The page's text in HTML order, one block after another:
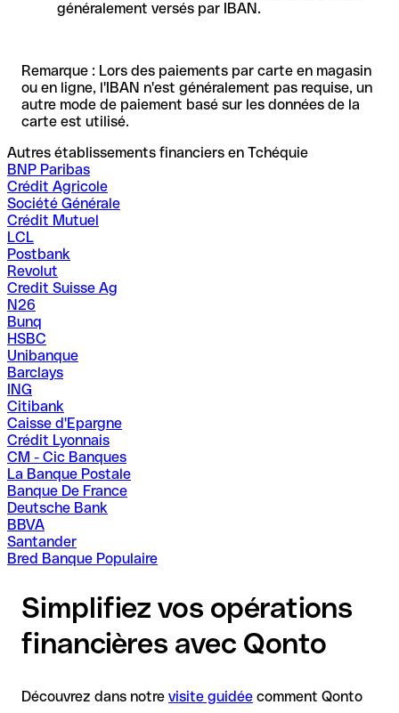
généralement versés par IBAN.
Remarque : Lors des paiements par carte en magasin
ou en ligne, l'IBAN n'est généralement pas requise, un
autre mode de paiement basé sur les données de la
carte est utilisé.
Autres établissements financiers en Tchéquie
BNP Paribas
Crédit Agricole
Société Générale
Crédit Mutuel
LCL
Postbank
Revolut
Credit Suisse Ag
N26
Bunq
HSBC
Unibanque
Barclays
ING
Citibank
Caisse d'Epargne
Crédit Lyonnais
CM - Cic Banques
La Banque Postale
Banque De France
Deutsche Bank
BBVA
Santander
Bred Banque Populaire
Simplifiez vos opérations
financières avec Qonto
Découvrez dans notre visite guidée comment Qonto